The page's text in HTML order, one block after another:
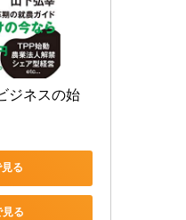
ジネスの始
る
る